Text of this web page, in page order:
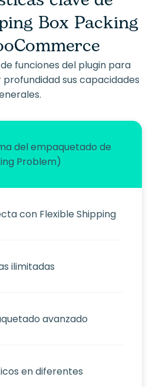
Box Packing
funciones del plugin para
sus capacidades
del empaquetado de
Problem)
con Flexible Shipping
ilimitadas
avanzado
en diferentes